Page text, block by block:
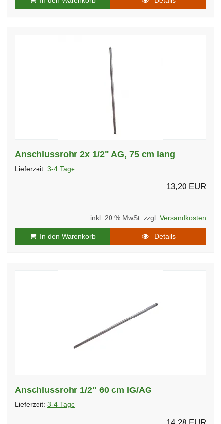
Anschlussrohr 2x 1/2" AG, 75 cm lang
Lieferzeit: 3-4 Tage
13,20 EUR
inkl. 20 % MwSt. zzgl. Versandkosten
In den Warenkorb Details
Anschlussrohr 1/2" 60 cm IG/AG
Lieferzeit: 3-4 Tage